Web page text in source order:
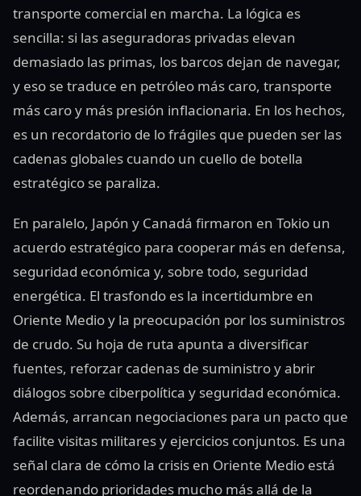
transporte comercial en marcha. La lógica es
sencilla: si las aseguradoras privadas elevan
demasiado las primas, los barcos dejan de navegar,
y eso se traduce en petróleo más caro, transporte
más caro y más presión inflacionaria. En los hechos,
es un recordatorio de lo frágiles que pueden ser las
cadenas globales cuando un cuello de botella
estratégico se paraliza.
En paralelo, Japón y Canadá firmaron en Tokio un
acuerdo estratégico para cooperar más en defensa,
seguridad económica y, sobre todo, seguridad
energética. El trasfondo es la incertidumbre en
Oriente Medio y la preocupación por los suministros
de crudo. Su hoja de ruta apunta a diversificar
fuentes, reforzar cadenas de suministro y abrir
diálogos sobre ciberpolítica y seguridad económica.
Además, arrancan negociaciones para un pacto que
facilite visitas militares y ejercicios conjuntos. Es una
señal clara de cómo la crisis en Oriente Medio está
reordenando prioridades mucho más allá de la